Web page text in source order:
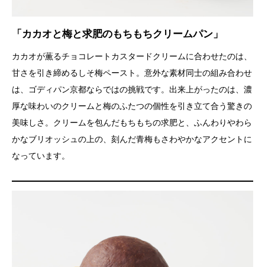
「カカオと梅と求肥のもちもちクリームパン」
カカオが薫るチョコレートカスタードクリームに合わせたのは、
甘さを引き締めるしそ梅ペースト。意外な素材同士の組み合わせ
は、ゴディパン京都ならではの挑戦です。出来上がったのは、濃
厚な味わいのクリームと梅のふたつの個性を引き立て合う驚きの
美味しさ。クリームを包んだもちもちの求肥と、ふんわりやわら
かなブリオッシュの上の、刻んだ青梅もさわやかなアクセントに
なっています。